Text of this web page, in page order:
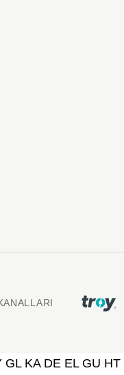
GL KA DE EL GU HT